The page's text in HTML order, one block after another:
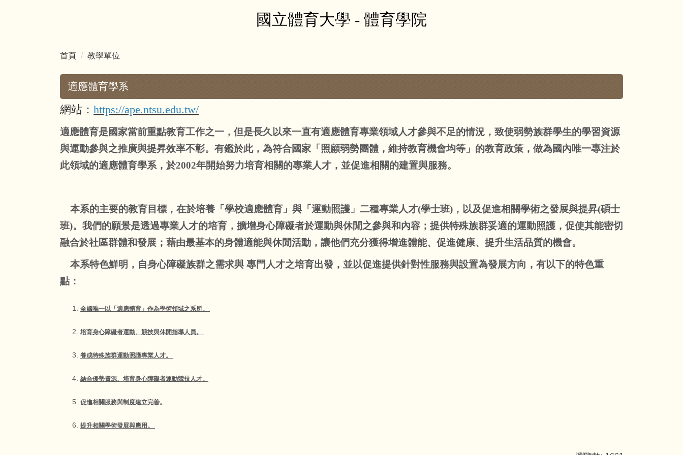
國立體育大學 - 體育學院
首頁 教學單位
適應體育學系
網站： https://ape.ntsu.edu.tw/
適應體育是國家當前重點教育工作之一，但是長久以來一直有適應體育專業領域人才參與不足的情況，致使弱勢族群學生的學習資源
與運動參與之推廣與提昇效率不彰。有鑑於此，為符合國家「照顧弱勢團體，維持教育機會均等」的教育政策，做為國內唯一專注於
此領域的適應體育學系，於2002年開始努力培育相關的專業人才，並促進相關的建置與服務。
本系的主要的教育目標，在於培養「學校適應體育」與「運動照護」二種專業人才(學士班)，以及促進相關學術之發展與提昇(碩士
班)。我們的願景是透過專業人才的培育，擴增身心障礙者於運動與休閒之參與和內容；提供特殊族群妥適的運動照護，促使其能密切
融合於社區群體和發展；藉由最基本的身體適能與休閒活動，讓他們充分獲得增進體能、促進健康、提升生活品質的機會。
本系特色鮮明，自身心障礙族群之需求與 專門人才之培育出發，並以促進提供針對性服務與設置為發展方向，有以下的特色重
點：
全國唯一以「適應體育」作為學術領域之系所。
培育身心障礙者運動、競技與休閒指導人員。
養成特殊族群運動照護專業人才。
結合優勢資源、培育身心障礙者運動競技人才。
促進相關服務與制度建立完善。
提升相關學術發展與應用。